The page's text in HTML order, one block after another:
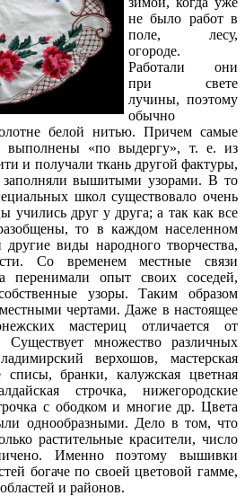
не было работ в
поле, лесу,
огороде.
Работали они
при свете
лучины, поэтому
обычно
белой нитью. Причем самые
«по выдергу», т. е. из
и получали ткань другой фактуры,
вышитыми узорами. В то
школ существовало очень
учились друг у друга; а так как все
то в каждом населенном
виды народного творчества,
Со временем местные связи
перенимали опыт своих соседей,
узоры. Таким образом
чертами. Даже в настоящее
мастериц отличается от
множество различных
верхошов, мастерская
списы, бранки, калужская цветная
строчка, нижегородские
с ободком и многие др. Цвета
однообразными. Дело в том, что
растительные красители, число
Именно поэтому вышивки
богаче по своей цветовой гамме,
и районов.